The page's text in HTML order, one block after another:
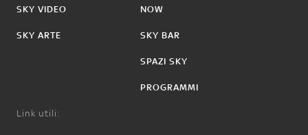
SKY VIDEO
SKY ARTE
NOW
SKY BAR
SPAZI SKY
PROGRAMMI
Link utili: